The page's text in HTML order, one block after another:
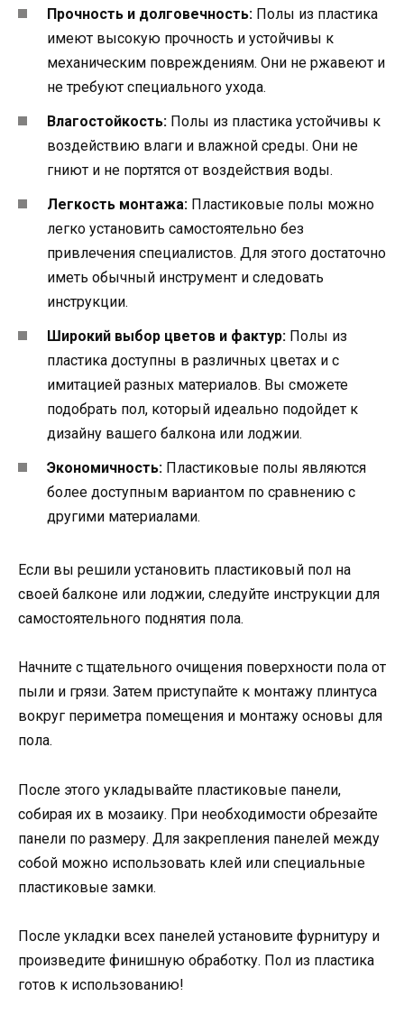
Прочность и долговечность: Полы из пластика
имеют высокую прочность и устойчивы к
механическим повреждениям. Они не ржавеют и
не требуют специального ухода.
Влагостойкость: Полы из пластика устойчивы к
воздействию влаги и влажной среды. Они не
гниют и не портятся от воздействия воды.
Легкость монтажа: Пластиковые полы можно
легко установить самостоятельно без
привлечения специалистов. Для этого достаточно
иметь обычный инструмент и следовать
инструкции.
Широкий выбор цветов и фактур: Полы из
пластика доступны в различных цветах и с
имитацией разных материалов. Вы сможете
подобрать пол, который идеально подойдет к
дизайну вашего балкона или лоджии.
Экономичность: Пластиковые полы являются
более доступным вариантом по сравнению с
другими материалами.
Если вы решили установить пластиковый пол на
своей балконе или лоджии, следуйте инструкции для
самостоятельного поднятия пола.
Начните с тщательного очищения поверхности пола от
пыли и грязи. Затем приступайте к монтажу плинтуса
вокруг периметра помещения и монтажу основы для
пола.
После этого укладывайте пластиковые панели,
собирая их в мозаику. При необходимости обрезайте
панели по размеру. Для закрепления панелей между
собой можно использовать клей или специальные
пластиковые замки.
После укладки всех панелей установите фурнитуру и
произведите финишную обработку. Пол из пластика
готов к использованию!